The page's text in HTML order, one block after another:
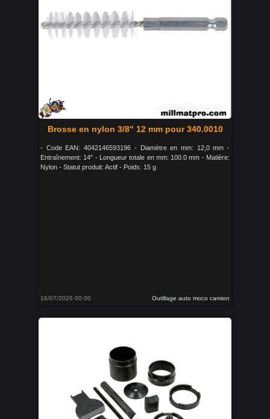
Brosse en nylon 3/8" 12 mm pour 340.0010
- Code EAN: 4042146593196 - Diamètre en mm: 12,0 mm -
Entraînement: 14" - Longueur totale en mm: 100.0 mm - Matière:
Nylon - Statut produit: Actif - Poids: 15 g
16/07/2026 00:00 Outillage auto moco camion